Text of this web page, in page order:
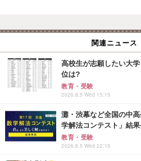
関連ニュース
高校生が志願したい大
位は?
教育・受験
2026.8.5 Wed 15:15
灘・渋幕など全国の中
学解法コンテスト」結
教育・受験
2026.8.5 Wed 22:15